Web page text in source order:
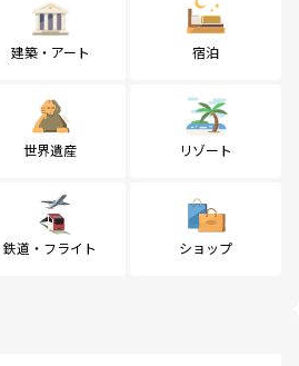
建築・アート 宿泊
世界遺産 リゾート
鉄道・フライト ショップ